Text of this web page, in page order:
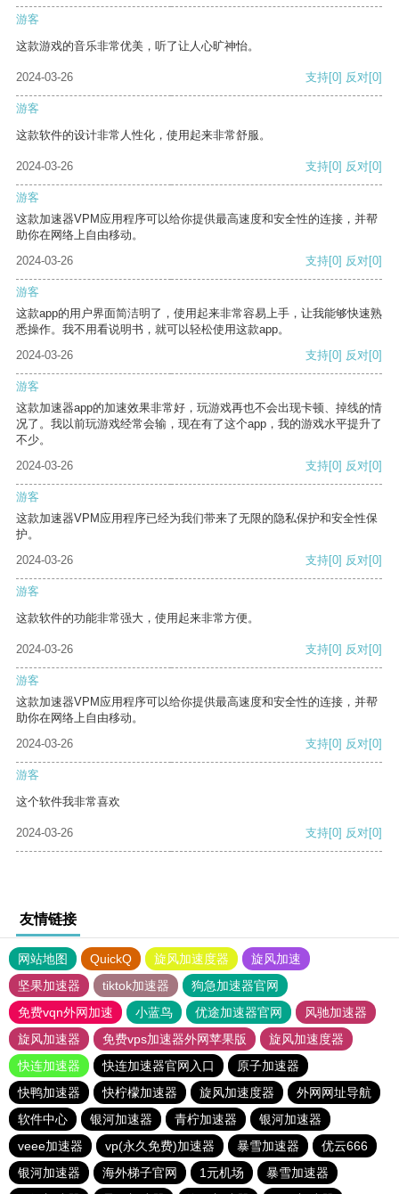
游客
这款游戏的音乐非常优美，听了让人心旷神怡。
2024-03-26 支持[0] 反对[0]
游客
这款软件的设计非常人性化，使用起来非常舒服。
2024-03-26 支持[0] 反对[0]
游客
这款加速器VPM应用程序可以给你提供最高速度和安全性的连接，并帮
助你在网络上自由移动。
2024-03-26
支持[0] 反对[0]
游客
这款app的用户界面简洁明了，使用起来非常容易上手，让我能够快速熟
悉操作。我不用看说明书，就可以轻松使用这款app。
2024-03-26
支持[0] 反对[0]
游客
这款加速器app的加速效果非常好，玩游戏再也不会出现卡顿、掉线的情
况了。我以前玩游戏经常会输，现在有了这个app，我的游戏水平提升了
不少。
2024-03-26
支持[0] 反对[0]
游客
这款加速器VPM应用程序已经为我们带来了无限的隐私保护和安全性保
护。
2024-03-26
支持[0] 反对[0]
游客
这款软件的功能非常强大，使用起来非常方便。
2024-03-26 支持[0] 反对[0]
游客
这款加速器VPM应用程序可以给你提供最高速度和安全性的连接，并帮
助你在网络上自由移动。
2024-03-26
支持[0] 反对[0]
游客
这个软件我非常喜欢
2024-03-26 支持[0] 反对[0]
友情链接
网站地图 QuickQ 旋风加速度器
旋风加速
坚果加速器
tiktok加速器
狗急加速器官网
免费vqn外网加速
小蓝鸟 优途加速器官网
风驰加速器
旋风加速器
免费vps加速器外网苹果版
旋风加速度器
快连加速器
快连加速器官网入口
原子加速器
快鸭加速器
快柠檬加速器 旋风加速度器
外网网址导航
软件中心
银河加速器 青柠加速器
银河加速器
veee加速器
vp(永久免费)加速器 暴雪加速器
优云666
银河加速器
海外梯子官网 1元机场
暴雪加速器